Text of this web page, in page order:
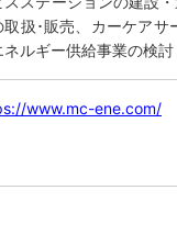
取扱･販売、カーケアサ
ネルギー供給事業の検討
www.mc-ene.com/